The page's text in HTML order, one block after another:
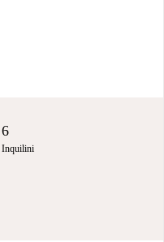
6
Inquilini